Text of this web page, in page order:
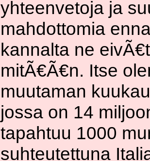
yhteenvetoja ja
mahdottomia
kannalta ne
mitÃ€Ã€n. Itse
muutaman
jossa on 14
tapahtuu 1000
suhteutettuna